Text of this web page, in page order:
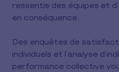
ressentis des équipes et
en conséquence.
Des enquêtes de
individuels et l’analyse
performance collective